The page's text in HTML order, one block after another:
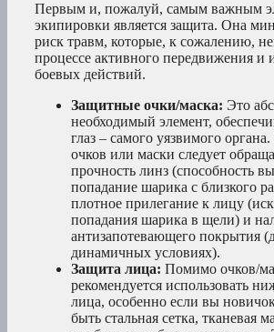
Первым и, пожалуй, самым важным
экипировки является защита. Она
риск травм, которые, к сожалению,
процессе активного передвижения и
боевых действий.
Защитные очки/маска: Это
необходимый элемент,
глаз – самого уязвимого
очков или маски следует
прочность линз (способность
попадание шарика с близкого
плотное прилегание к лицу
попадания шарика в щели) и
антизапотевающего покрытия
динамичных условиях).
Защита лица: Помимо очков/
рекомендуется использовать
лица, особенно если вы
быть стальная сетка, тканевая